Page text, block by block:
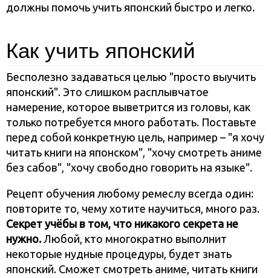
должны помочь учить японский быстро и легко.
Как учить японский
Бесполезно задаваться целью "просто выучить
японский". Это слишком расплывчатое
намерение, которое выветрится из головы, как
только потребуется много работать. Поставьте
перед собой конкретную цель, например – "я хочу
читать книги на японском", "хочу смотреть аниме
без сабов", "хочу свободно говорить на языке".
Рецепт обучения любому ремеслу всегда один:
повторите то, чему хотите научиться, много раз.
Секрет учёбы в том, что никакого секрета не
нужно. Любой, кто многократно выполнит
некоторые нудные процедуры, будет знать
японский. Сможет смотреть аниме, читать книги